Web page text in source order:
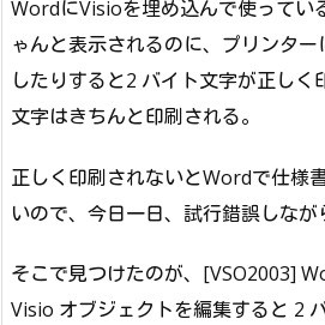
WordにVisioを埋め込んで使ってい
ゃんと表示されるのに、プリンタ
したりすると2 バイト文字が正しく
文字はきちんと印刷される。
正しく印刷されないとWordで仕様
いので、今日一日、試行錯誤しなが
そこで見つけたのが、[VSO2003]
Visio オブジェクトを編集すると 2